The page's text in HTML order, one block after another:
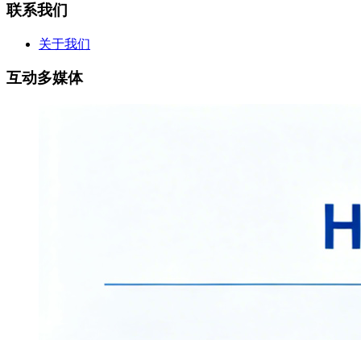
联系我们
关于我们
互动多媒体